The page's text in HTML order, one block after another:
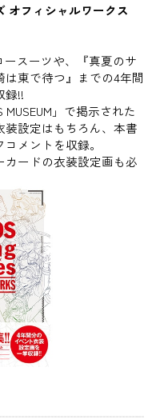
オフィシャルワークス
スーツや、『真夏のサ
東で待つ』までの4年間
録!!
」で掲示された
設定はもちろん、本書
メントを収録。
ードの衣装設定画も必